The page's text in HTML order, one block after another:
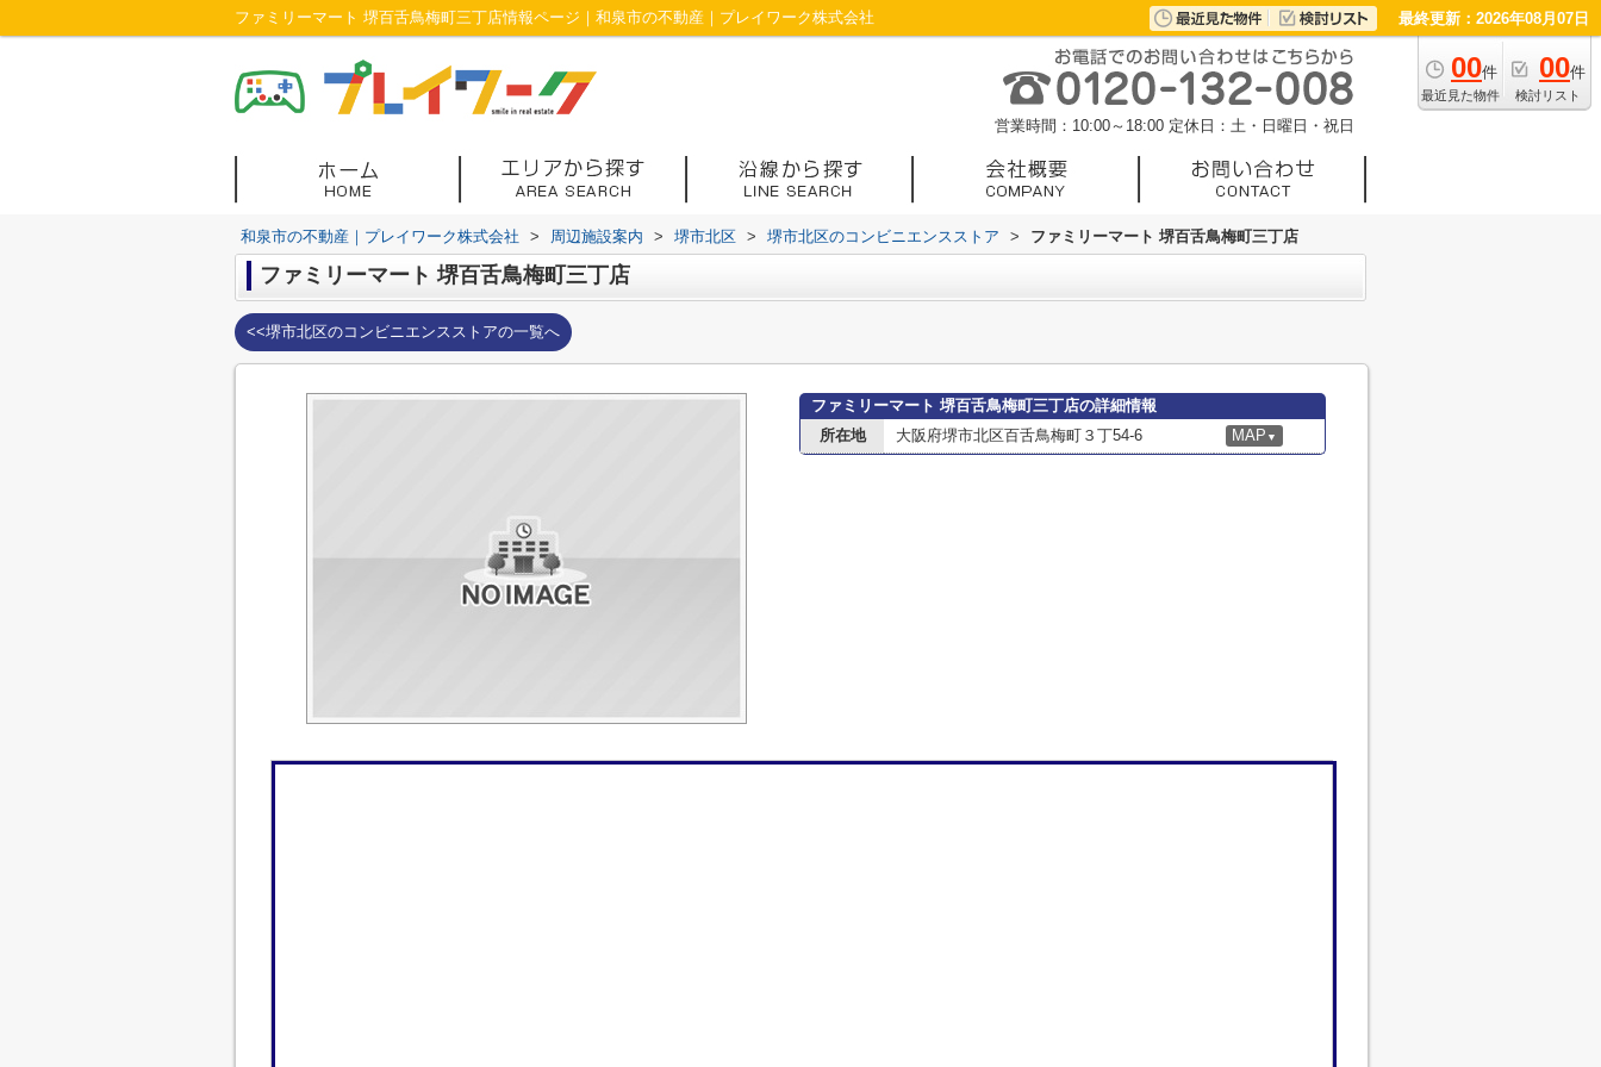
ファミリーマート 堺百舌鳥梅町三丁店情報ページ｜和泉市の不動産｜プレイワーク株式会社 最終更新：2026年08月07日
00件
最近見た物件
00件
検討リスト
営業時間：10:00～18:00 定休日：土・日曜日・祝日
和泉市の不動産｜プレイワーク株式会社 > 周辺施設案内 > 堺市北区 > 堺市北区のコンビニエンスストア > ファミリーマート 堺百舌鳥梅町三丁店
ファミリーマート 堺百舌鳥梅町三丁店
<<堺市北区のコンビニエンスストアの一覧へ
ファミリーマート 堺百舌鳥梅町三丁店の詳細情報
所在地
大阪府堺市北区百舌鳥梅町３丁54-6 MAP ▼